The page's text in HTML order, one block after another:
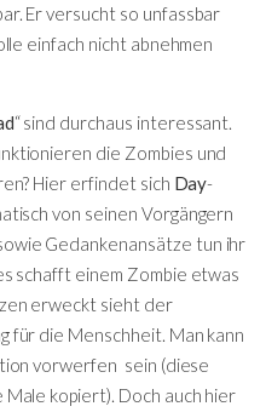
Er versucht so unfassbar
einfach nicht abnehmen
“ sind durchaus interessant.
die Zombies und
Hier erfindet sich Day-
von seinen Vorgängern
Gedankenansätze tun ihr
schafft einem Zombie etwas
erweckt sieht der
für die Menschheit. Man kann
vorwerfen sein (diese
kopiert). Doch auch hier